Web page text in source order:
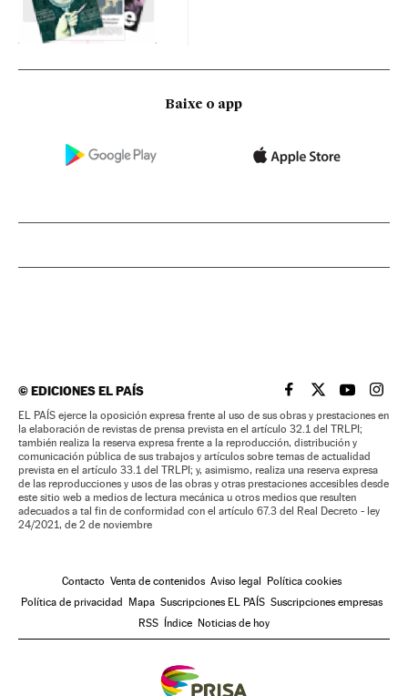
Baixe o app
©EDICIONES EL PAÍS EL PAÍS BRASIL EN
EL PAÍSEL PAÍS
EL
EL PAÍS ejerce la oposición expresa frente al uso de sus obras y prestaciones en
la elaboración de revistas de prensa prevista en el artículo 32.1 del TRLPI;
también realiza la reserva expresa frente a la reproducción, distribución y
comunicación pública de sus trabajos y artículos sobre temas de actualidad
prevista en el artículo 33.1 del TRLPI; y, asimismo, realiza una reserva expresa
de las reproducciones y usos de las obras y otras prestaciones accesibles desde
este sitio web a medios de lectura mecánica u otros medios que resulten
adecuados a tal fin de conformidad con el artículo 67.3 del Real Decreto - ley
24/2021, de 2 de noviembre
Contacto Venta de contenidos Aviso legal Política cookies
Política de privacidad Mapa Suscripciones EL PAÍS Suscripciones empresas
RSS Índice Noticias de hoy